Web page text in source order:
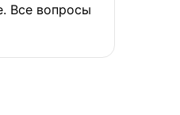
Все вопросы